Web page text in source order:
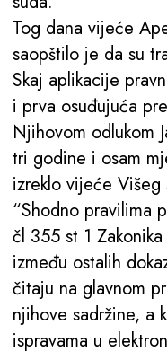
Tog dana vijeće
saopštilo je da su
Skaj aplikacije
i prva osuđujuća
Njihovom odlukom
tri godine i osam
izreklo vijeće
“Shodno pravilima
čl 355 st 1
između ostalih
čitaju na glavnom
njihove sadržine, a
ispravama u